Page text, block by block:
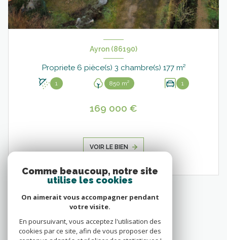
Ayron (86190)
Propriete 6 pièce(s) 3 chambre(s) 177 m²
1 850 m² 1
169 000 €
VOIR LE BIEN
Comme beaucoup, notre site
utilise les cookies
On aimerait vous accompagner pendant
votre visite.
En poursuivant, vous acceptez l'utilisation des
cookies par ce site, afin de vous proposer des